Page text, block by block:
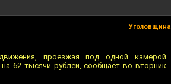
Уголовщина
проезжая под одной камерой
62 тысячи рублей, сообщает во вторник